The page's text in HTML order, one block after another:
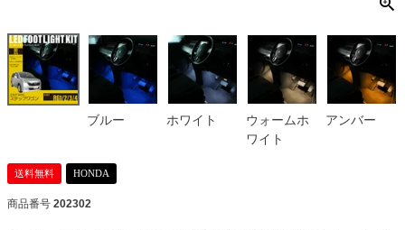
ブルー ホワイト
ウォームホ
ワイト
アンバー
送料無料 HONDA
商品番号 202302